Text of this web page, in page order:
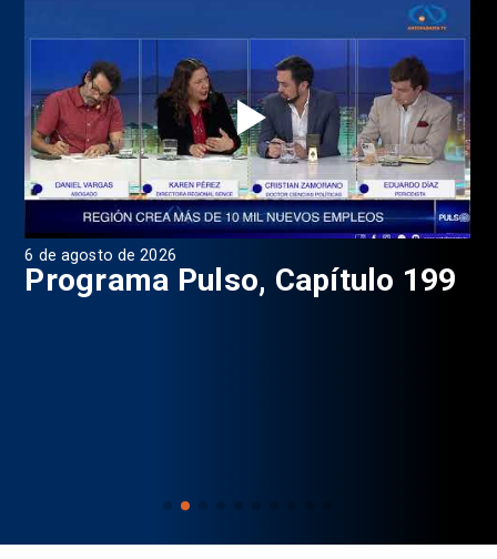
6 de agosto de 2026
Programa Pulso, Capítulo 199